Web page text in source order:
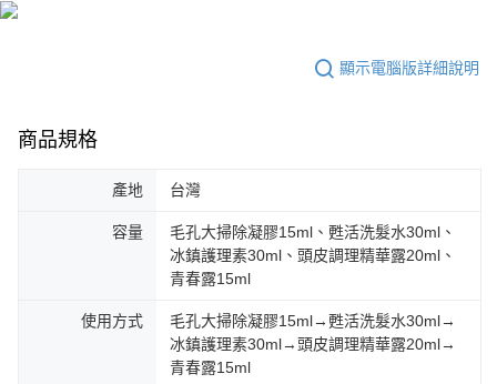
顯示電腦版詳細說明
商品規格
產地 台灣
容量
毛孔大掃除凝膠15ml、甦活洗髮水30ml、
冰鎮護理素30ml、頭皮調理精華露20ml、
青春露15ml
使用方式
毛孔大掃除凝膠15ml→甦活洗髮水30ml→
冰鎮護理素30ml→頭皮調理精華露20ml→
青春露15ml